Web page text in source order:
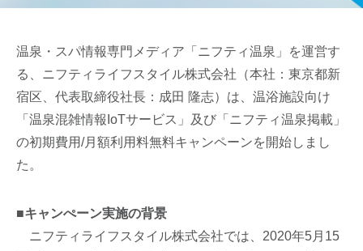
温泉・スパ情報専門メディア「ニフティ温泉」を運営す
る、ニフティライフスタイル株式会社（本社：東京都新
宿区、代表取締役社長：成田 隆志）は、温浴施設向け
「温泉混雑情報IoTサービス」及び「ニフティ温泉掲載」
の初期費用/月額利用料無料キャンペーンを開始しまし
た。
■キャンぺーン実施の背景
ニフティライフスタイル株式会社では、2020年5月15